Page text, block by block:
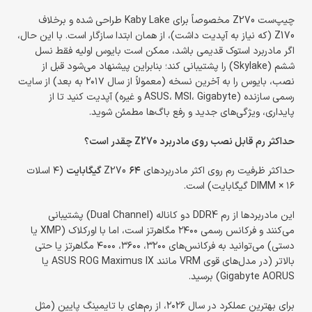
چیپ‌ست Z270 مخصوصاً برای Kaby Lake طراحی شده و برخلاف
Z170 (که نیاز به آپدیت داشت)، از همان ابتدا سازگار است. با این حال،
اگر مادربرد استوک قدیمی باشد، ممکن است بایوس اولیه فقط نسل
ششم (Skylake) را پشتیبانی کند؛ بنابراین پیشنهاد می‌شود قبل از
نصب، بایوس را به آخرین نسخه (معمولاً از سال ۲۰۱۷ به بعد) از سایت
رسمی سازنده (ASUS، MSI، Gigabyte و غیره) آپدیت کنید تا از
پایداری، ویژگی‌های جدید و رفع باگ‌ها مطمئن شوید.
حداکثر رم قابل نصب روی مادربرد Z270 چقدر است؟
حداکثر ظرفیت رم روی اکثر مادربردهای Z270 ۶۴ گیگابایت
(۴ اسلات
DIMM × ۱۶ گیگابایت) است.
این مادربردها از رم DDR4 دو کاناله (Dual Channel) پشتیبانی
می‌کنند و فرکانس رسمی ۲۴۰۰ مگاهرتز است، اما با اورکلاک (XMP یا
دستی) می‌توانید به فرکانس‌های ۳۲۰۰، ۳۶۰۰، ۴۰۰۰ مگاهرتز یا حتی
بالاتر (در مدل‌های قوی VRM مانند ASUS ROG Maximus IX یا
Gigabyte AORUS) برسید.
برای بهترین عملکرد در سال ۲۰۲۶، از رم‌های با تایمینگ پایین (مثل